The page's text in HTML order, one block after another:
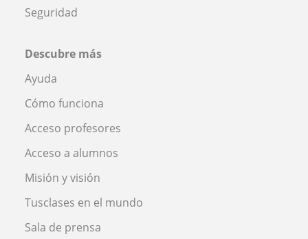
Seguridad
Descubre más
Ayuda
Cómo funciona
Acceso profesores
Acceso a alumnos
Misión y visión
Tusclases en el mundo
Sala de prensa